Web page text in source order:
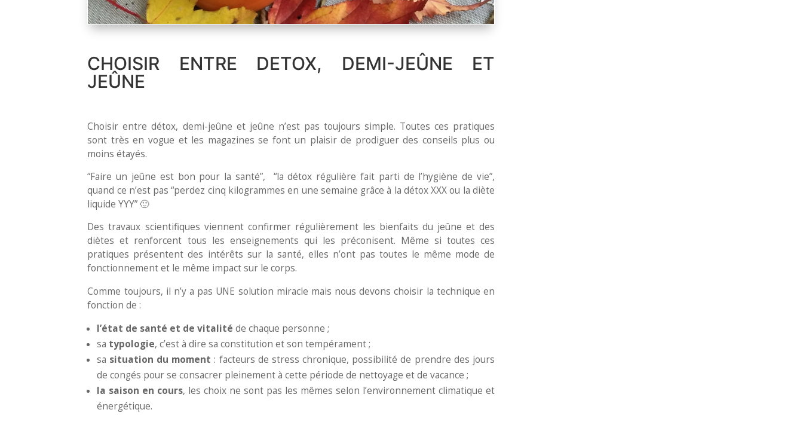
CHOISIR ENTRE DETOX, DEMI-JEÛNE ET
JEÛNE
Choisir entre détox, demi-jeûne et jeûne n’est pas toujours simple. Toutes ces pratiques
sont très en vogue et les magazines se font un plaisir de prodiguer des conseils plus ou
moins étayés.
“Faire un jeûne est bon pour la santé”, “la détox régulière fait parti de l’hygiène de vie”,
quand ce n’est pas “perdez cinq kilogrammes en une semaine grâce à la détox XXX ou la diète
liquide YYY” 🙂
Des travaux scientifiques viennent confirmer régulièrement les bienfaits du jeûne et des
diètes et renforcent tous les enseignements qui les préconisent. Même si toutes ces
pratiques présentent des intérêts sur la santé, elles n’ont pas toutes le même mode de
fonctionnement et le même impact sur le corps.
Comme toujours, il n’y a pas UNE solution miracle mais nous devons choisir la technique en
fonction de :
l’état de santé et de vitalité de chaque personne ;
sa typologie, c’est à dire sa constitution et son tempérament ;
sa situation du moment : facteurs de stress chronique, possibilité de prendre des jours
de congés pour se consacrer pleinement à cette période de nettoyage et de vacance ;
la saison en cours, les choix ne sont pas les mêmes selon l’environnement climatique et
énergétique.